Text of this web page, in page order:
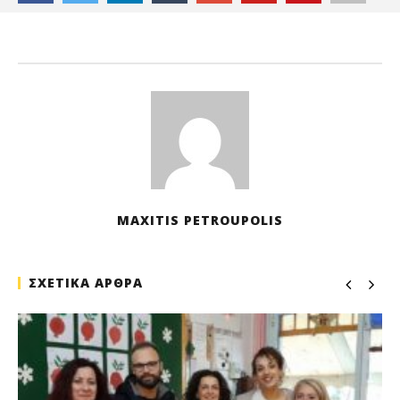
MAXITIS PETROUPOLIS
ΣΧΕΤΙΚΑ ΑΡΘΡΑ